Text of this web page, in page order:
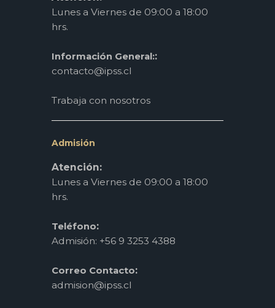
Lunes a Viernes de 09:00 a 18:00
hrs.
Información General::
contacto@ipss.cl
Trabaja con nosotros
Admisión
Atención:
Lunes a Viernes de 09:00 a 18:00
hrs.
Teléfono:
Admisión: +56 9 3253 4388
Correo Contacto:
admision@ipss.cl